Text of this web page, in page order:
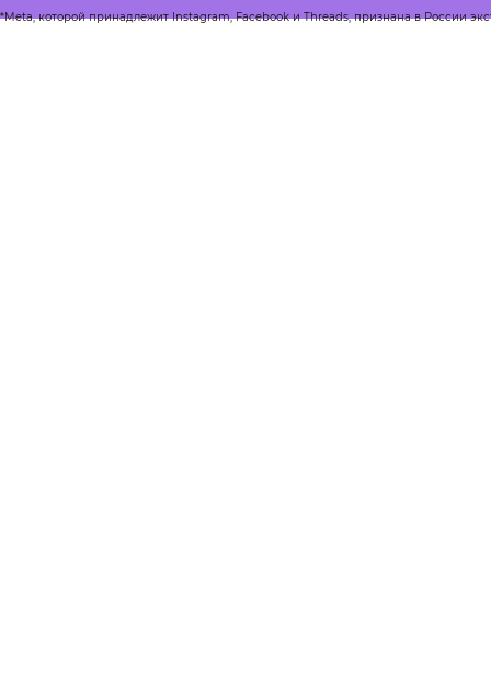
*Meta, которой принадлежит Instagram, Facebook и Threads, признана в России